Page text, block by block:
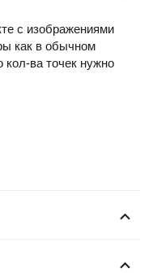
с изображениями
как в обычном
кол-ва точек нужно